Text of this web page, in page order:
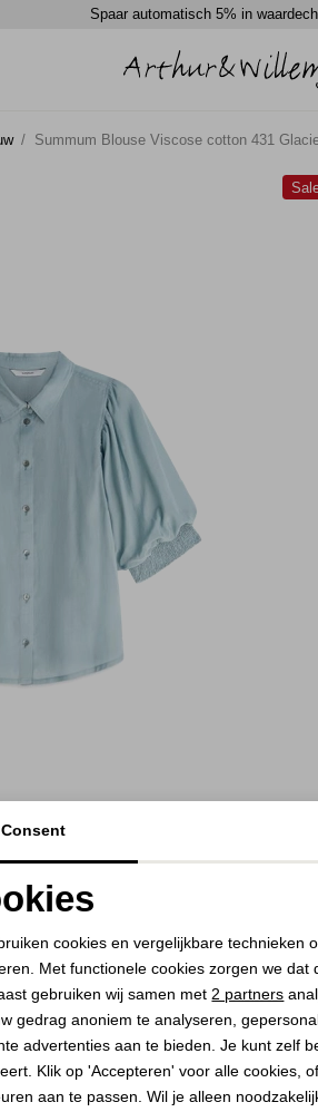
Spaar automatisch 5% in
Summum Blouse Viscose cotton 431
cookies
Consent
cookies en vergelijkbare technieken
Met functionele cookies zorgen we dat
gebruiken wij samen met 2 partners
gedrag anoniem te analyseren,
advertenties aan te bieden. Je kunt zelf
Klik op 'Accepteren' voor alle cookies,
aan te passen. Wil je alleen